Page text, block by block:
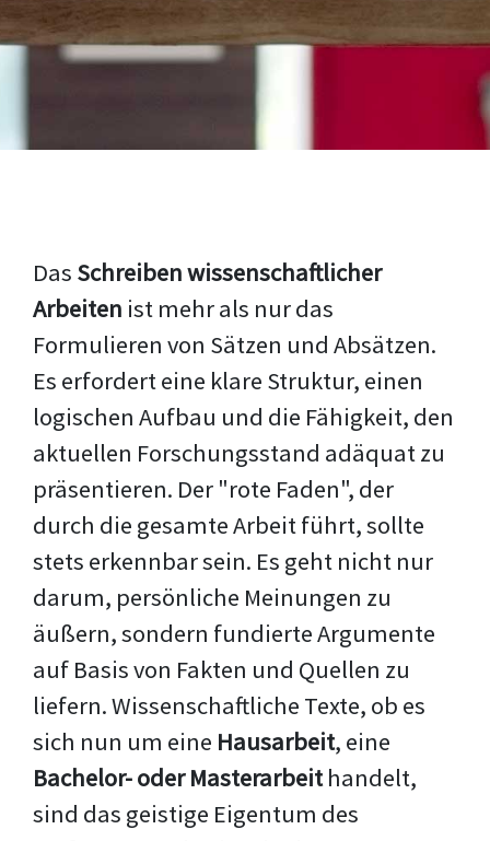
Das Schreiben wissenschaftlicher
Arbeiten ist mehr als nur das
Formulieren von Sätzen und Absätzen.
Es erfordert eine klare Struktur, einen
logischen Aufbau und die Fähigkeit, den
aktuellen Forschungsstand adäquat zu
präsentieren. Der "rote Faden", der
durch die gesamte Arbeit führt, sollte
stets erkennbar sein. Es geht nicht nur
darum, persönliche Meinungen zu
äußern, sondern fundierte Argumente
auf Basis von Fakten und Quellen zu
liefern. Wissenschaftliche Texte, ob es
sich nun um eine Hausarbeit, eine
Bachelor- oder Masterarbeithandelt,
sind das geistige Eigentum des